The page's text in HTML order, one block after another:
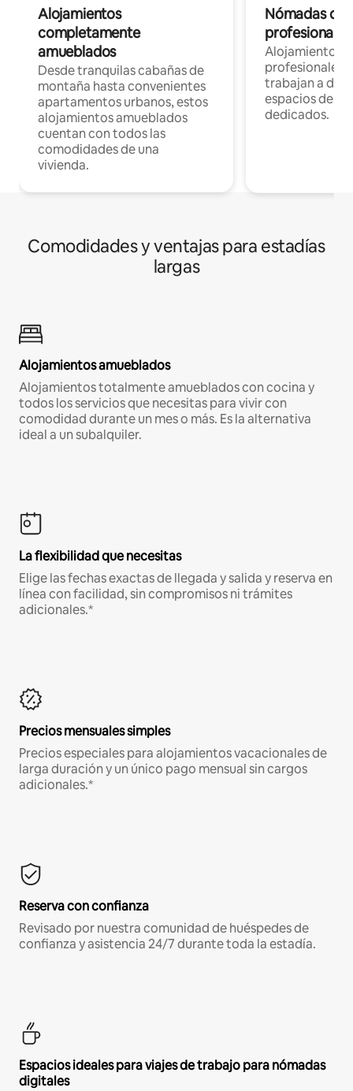
Alojamientos
completamente
amueblados
Desde tranquilas cabañas de
montaña hasta convenientes
apartamentos urbanos, estos
alojamientos amueblados
cuentan con todos las
comodidades de una
vivienda.
Nómadas
Alojamientos
profesionales
trabajan a
espacios de
dedicados.
Comodidades y ventajas para estadías
largas
Alojamientos amueblados
Alojamientos totalmente amueblados con cocina y
todos los servicios que necesitas para vivir con
comodidad durante un mes o más. Es la alternativa
ideal a un subalquiler.
La flexibilidad que necesitas
Elige las fechas exactas de llegada y salida y reserva en
línea con facilidad, sin compromisos ni trámites
adicionales.*
Precios mensuales simples
Precios especiales para alojamientos vacacionales de
larga duración y un único pago mensual sin cargos
adicionales.*
Reserva con confianza
Revisado por nuestra comunidad de huéspedes de
confianza y asistencia 24/7 durante toda la estadía.
Espacios ideales para viajes de trabajo para nómadas
digitales